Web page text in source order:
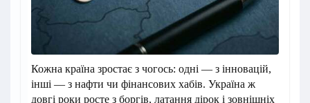
Кожна країна зростає з чогось: одні — з інновацій,
інші — з нафти чи фінансових хабів. Україна ж
довгі роки росте з боргів, латання дірок і зовнішніх